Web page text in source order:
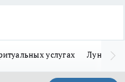
услугах Лунно-